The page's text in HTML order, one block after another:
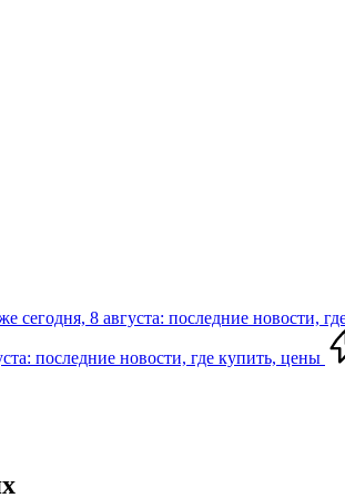
сегодня, 8 августа: последние новости,
последние новости, где купить, цены